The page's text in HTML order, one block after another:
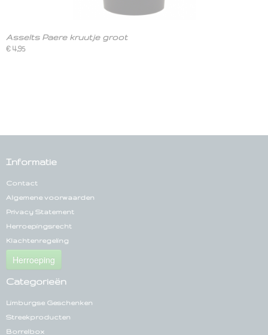
Asselts Paere kruutje groot
€ 4,95
Informatie
Contact
Algemene voorwaarden
Privacy Statement
Herroepingsrecht
Klachtenregeling
Herroeping
Categorieën
Limburgse Geschenken
Streekproducten
Borrelbox